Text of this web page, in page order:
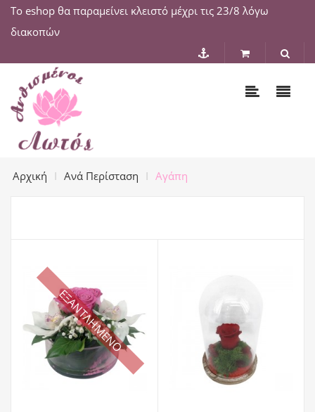
Το eshop θα παραμείνει κλειστό μέχρι τις 23/8 λόγω
διακοπών
Αρχική Ανά Περίσταση Αγάπη
ΕΞΑΝΤΛΗΜΕΝΟ